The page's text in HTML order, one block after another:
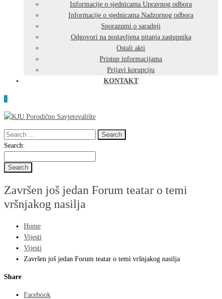
Informacije o sjednicama Upravnog odbora
Informacije o sjednicama Nadzornog odbora
Sporazumi o saradnji
Odgovori na postavljena pitanja zastupnika
Ostali akti
Pristup informacijama
Prijavi korupciju
KONTAKT
0
Search
for:
Search
Search:
Završen još jedan Forum teatar o temi
vršnjakog nasilja
Home
Vijesti
Vijesti
Završen još jedan Forum teatar o temi vršnjakog nasilja
Share
Facebook